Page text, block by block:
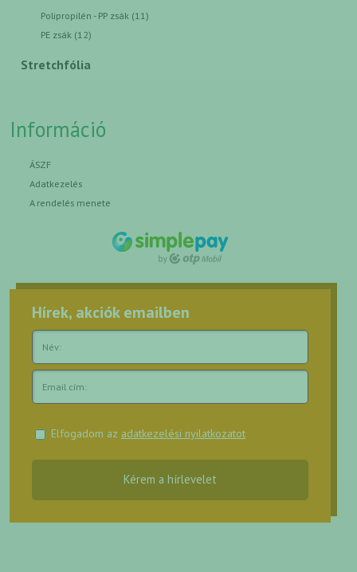
Polipropilén - PP zsák (11)
PE zsák (12)
Stretchfólia
Információ
ÁSZF
Adatkezelés
A rendelés menete
Hírek, akciók emailben
Elfogadom az adatkezelési nyilatkozatot
Kérem a hírlevelet